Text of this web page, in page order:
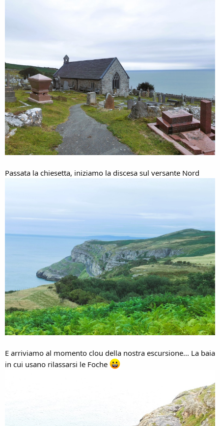
Passata la chiesetta, iniziamo la discesa sul versante Nord
E arriviamo al momento clou della nostra escursione... La baia
in cui usano rilassarsi le Foche